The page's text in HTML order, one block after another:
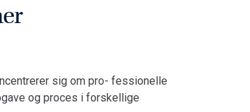
sig om pro- fessionelle
og proces i forskellige